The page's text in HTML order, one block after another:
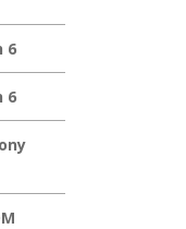
6
6